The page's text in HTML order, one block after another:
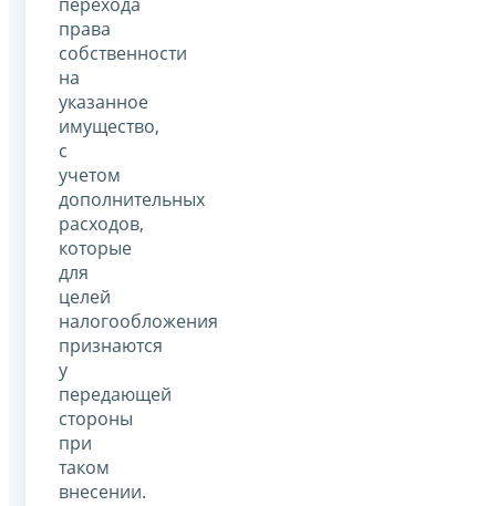
права
собственности
на
указанное
имущество,
с
учетом
дополнительных
расходов,
которые
для
целей
налогообложения
признаются
у
передающей
стороны
при
таком
внесении.